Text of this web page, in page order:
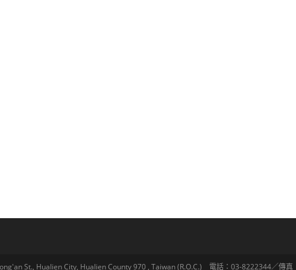
St., Hualien City, Hualien County 970 , Taiwan (R.O.C.) 電話：03-8222344／傳